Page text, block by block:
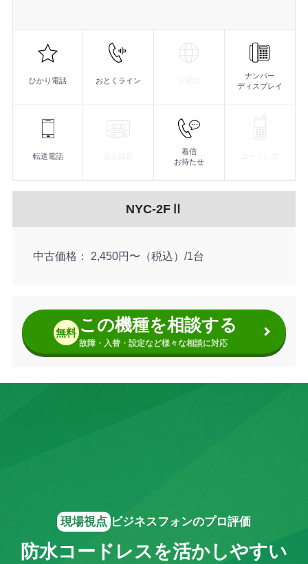
デジタルハンドル コードレス電話機
机間の移動も会議室への持込も簡単。持ち運んでビジネ
コードレス電話機
防水仕様であらゆる業態、あらゆる場所に対応！
ひかり電話 おとくライン
ナンバー
ディスプレイ
転送電話
着信
お待たせ
NYC-2FⅡ
中古価格 2,450円〜（税込）/1台
無料 この機種を相談する
故障・入替・設定など様々な相談に対応
現場視点 ビジネスフォンのプロ評価
防水コードレスを活かしやすい